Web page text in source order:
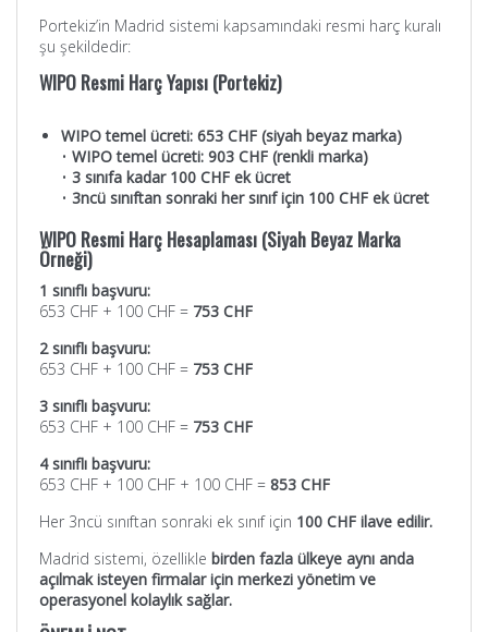
Portekiz’in Madrid sistemi kapsamındaki resmi harç kuralı
şu şekildedir:
WIPO Resmi Harç Yapısı (Portekiz)
WIPO temel ücreti: 653 CHF (siyah beyaz marka)
• WIPO temel ücreti: 903 CHF (renkli marka)
• 3 sınıfa kadar 100 CHF ek ücret
• 3ncü sınıftan sonraki her sınıf için 100 CHF ek ücret
WIPO Resmi Harç Hesaplaması (Siyah Beyaz Marka
Örneği)
1 sınıflı başvuru:
653 CHF + 100 CHF = 753 CHF
2 sınıflı başvuru:
653 CHF + 100 CHF = 753 CHF
3 sınıflı başvuru:
653 CHF + 100 CHF = 753 CHF
4 sınıflı başvuru:
653 CHF + 100 CHF + 100 CHF = 853 CHF
Her 3ncü sınıftan sonraki ek sınıf için 100 CHF ilave edilir.
Madrid sistemi, özellikle birden fazla ülkeye aynı anda
açılmak isteyen firmalar için merkezi yönetim ve
operasyonel kolaylık sağlar.